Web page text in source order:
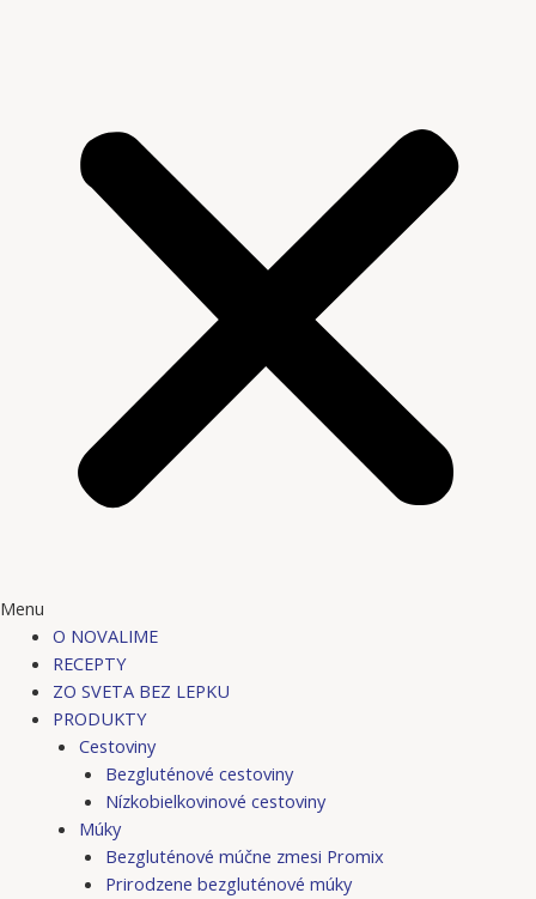
Menu
O NOVALIME
RECEPTY
ZO SVETA BEZ LEPKU
PRODUKTY
Cestoviny
Bezgluténové cestoviny
Nízkobielkovinové cestoviny
Múky
Bezgluténové múčne zmesi Promix
Prirodzene bezgluténové múky